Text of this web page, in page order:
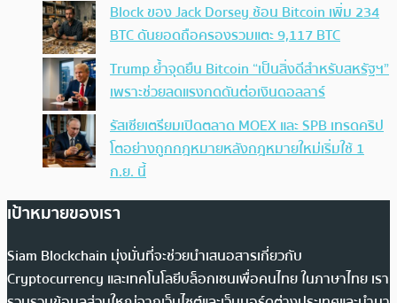
Block ของ Jack Dorsey ช้อน Bitcoin เพิ่ม 234
BTC ดันยอดถือครองรวมแตะ 9,117 BTC
Trump ย้ำจุดยืน Bitcoin “เป็นสิ่งดีสำหรับสหรัฐฯ”
เพราะช่วยลดแรงกดดันต่อเงินดอลลาร์
รัสเซียเตรียมเปิดตลาด MOEX และ SPB เทรดคริป
โตอย่างถูกกฎหมายหลังกฎหมายใหม่เริ่มใช้ 1
ก.ย. นี้
เป้าหมายของเรา
Siam Blockchain มุ่งมั่นที่จะช่วยนำเสนอสารเกี่ยวกับ
Cryptocurrency และเทคโนโลยีบล็อกเชนเพื่อคนไทย ในภาษาไทย เรา